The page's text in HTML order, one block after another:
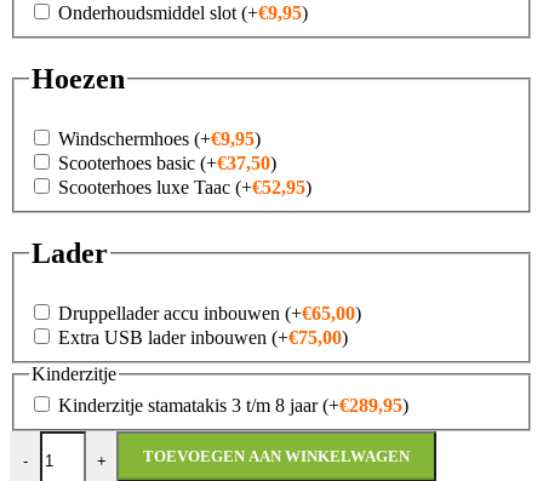
Onderhoudsmiddel slot (+€9,95)
Hoezen
Windschermhoes (+€9,95)
Scooterhoes basic (+€37,50)
Scooterhoes luxe Taac (+€52,95)
Lader
Druppellader accu inbouwen (+€65,00)
Extra USB lader inbouwen (+€75,00)
Kinderzitje
Kinderzitje stamatakis 3 t/m 8 jaar(+€289,95)
-
Kymco Agility 16+ E5+ aantal
+ TOEVOEGEN AAN WINKELWAGEN